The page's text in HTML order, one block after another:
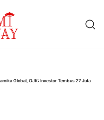
Global, OJK: Investor Tembus 27 Juta